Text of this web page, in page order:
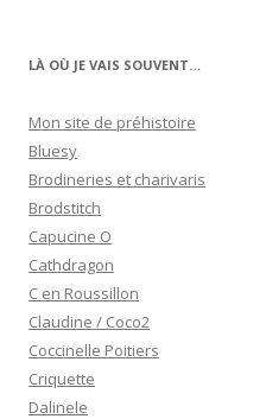
LÀ OÙ JE VAIS SOUVENT…
Mon site de préhistoire
Bluesy
Brodineries et charivaris
Brodstitch
Capucine O
Cathdragon
C en Roussillon
Claudine / Coco2
Coccinelle Poitiers
Criquette
Dalinele